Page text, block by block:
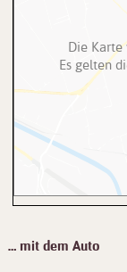
Die Karte
Es gelten
… mit dem Auto